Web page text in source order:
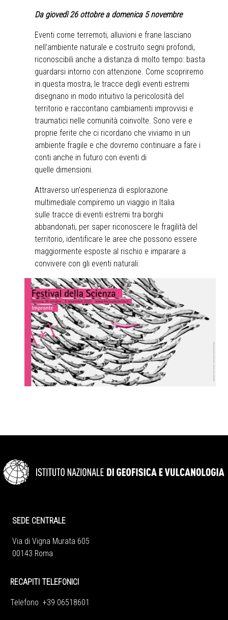
Da giovedì 26 ottobre a domenica 5 novembre
Eventi come terremoti, alluvioni e frane lasciano
nell’ambiente naturale e costruito segni profondi,
riconoscibili anche a distanza di molto tempo: basta
guardarsi intorno con attenzione. Come scopriremo
in questa mostra, le tracce degli eventi estremi
disegnano in modo intuitivo la pericolosità del
territorio e raccontano cambiamenti improvvisi e
traumatici nelle comunità coinvolte. Sono vere e
proprie ferite che ci ricordano che viviamo in un
ambiente fragile e che dovremo continuare a fare i
conti anche in futuro con eventi di
quelle dimensioni.
Attraverso un’esperienza di esplorazione
multimediale compiremo un viaggio in Italia
sulle tracce di eventi estremi tra borghi
abbandonati, per saper riconoscere le fragilità del
territorio, identificare le aree che possono essere
maggiormente esposte al rischio e imparare a
convivere con gli eventi naturali.
SEDE CENTRALE
Via di Vigna Murata 605
00143 Roma
RECAPITI TELEFONICI
Telefono +39 06518601